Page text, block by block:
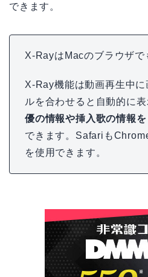
できます。
X-RayはMacのブラウザで
X-Ray機能は動画再生中
ルを合わせると自動的に表
優の情報や挿入歌の情報
できます。Safariも
を使用できます。